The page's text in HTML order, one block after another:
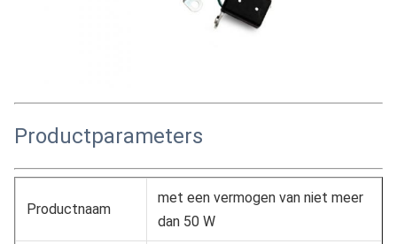
Productparameters
Productnaam
met een vermogen van niet meer
dan 50 W